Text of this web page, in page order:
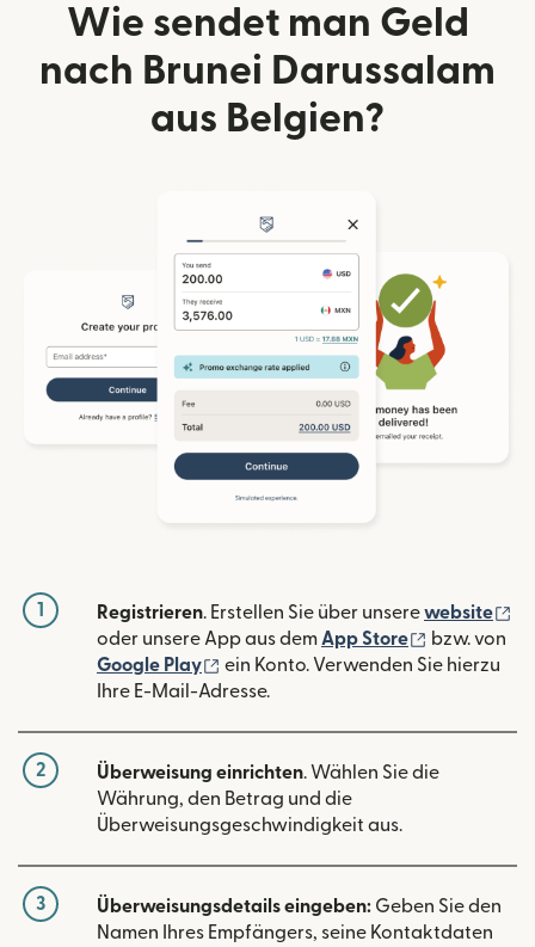
Wie sendet man Geld
nach Brunei Darussalam
aus Belgien?
1 Registrieren. Erstellen Sie über unserewebsite
oder unsere App aus dem App Store (wird in
bzw. von
Google Play
(wird in einem neuen Fenster
ein Konto. Verwenden Sie hierzu
Ihre E-Mail-Adresse.
2 Überweisung einrichten. Wählen Sie die
Währung, den Betrag und die
Überweisungsgeschwindigkeit aus.
3 Überweisungsdetails eingeben: Geben Sie den
Namen Ihres Empfängers, seine Kontaktdaten